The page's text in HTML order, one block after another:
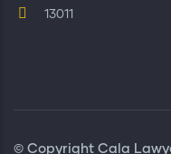
13011
© Copyright Cala